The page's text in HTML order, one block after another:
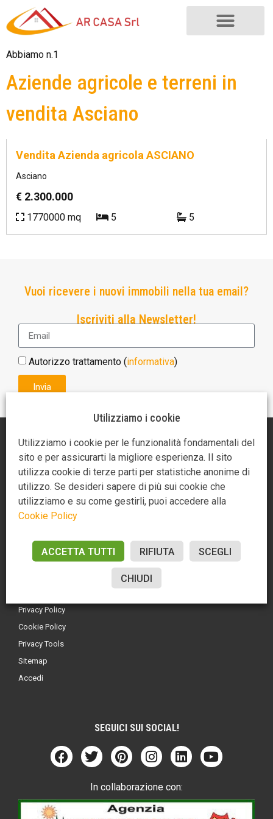
Abbiamo n.1
Aziende agricole e terreni in
vendita Asciano
Vendita Azienda agricola ASCIANO
Asciano
€ 2.300.000
1770000 mq 5 5
Vuoi ricevere i nuovi immobili nella tua email?
Iscriviti alla Newsletter!
Autorizzo trattamento (informativa)
Invia
AGENZIA AR CASA
Piazza Giotto 3
52100 Arezzo
0575370721
3275349859
Privacy Policy
Cookie Policy
Privacy Tools
Sitemap
Accedi
SEGUICI SUI SOCIAL!
In collaborazione con:
Utilizziamo i cookie
Utilizziamo i cookie per le funzionalità fondamentali del
sito e per assicurarti la migliore esperienza. Il sito
utilizza cookie di terze parti per statistiche anonime di
utilizzo. Se desideri sapere di più sui cookie che
utilizziamo e su come gestirli, puoi accedere alla
Cookie Policy
ACCETTA TUTTI RIFIUTA SCEGLI
CHIUDI